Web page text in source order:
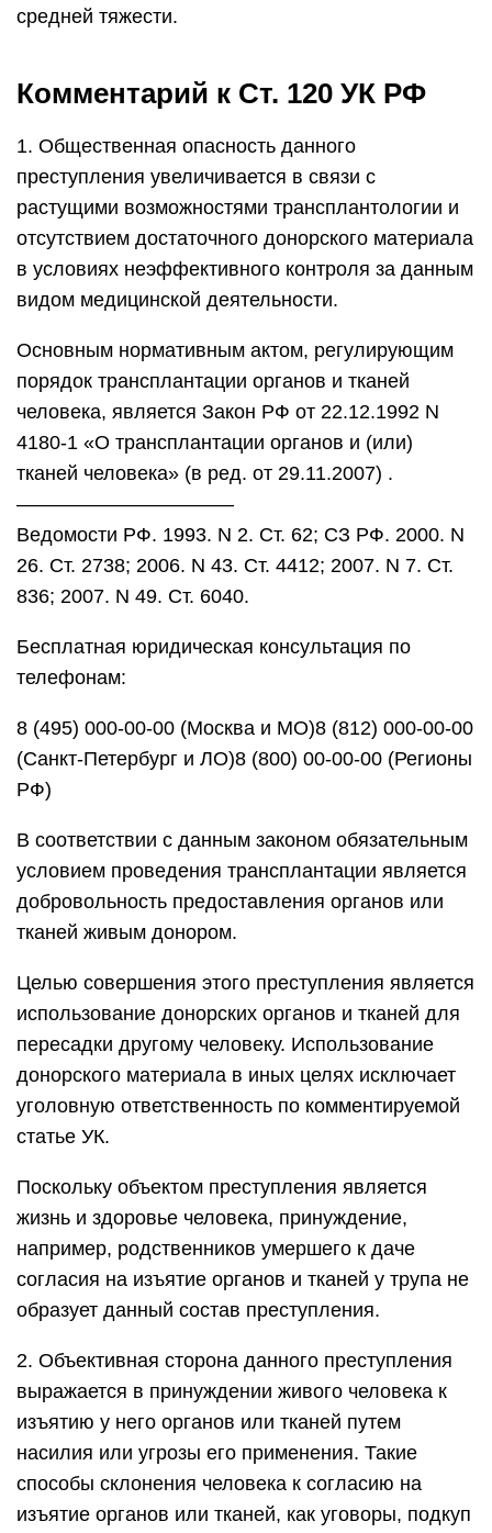
средней тяжести.
Комментарий к Ст. 120 УК РФ
1. Общественная опасность данного
преступления увеличивается в связи с
растущими возможностями трансплантологии и
отсутствием достаточного донорского материала
в условиях неэффективного контроля за данным
видом медицинской деятельности.
Основным нормативным актом, регулирующим
порядок трансплантации органов и тканей
человека, является Закон РФ от 22.12.1992 N
4180-1 «О трансплантации органов и (или)
тканей человека» (в ред. от 29.11.2007) .
———————————
Ведомости РФ. 1993. N 2. Ст. 62; СЗ РФ. 2000. N
26. Ст. 2738; 2006. N 43. Ст. 4412; 2007. N 7. Ст.
836; 2007. N 49. Ст. 6040.
Бесплатная юридическая консультация по
телефонам:
8 (495) 000-00-00 (Москва и МО)8 (812) 000-00-00
(Санкт-Петербург и ЛО)8 (800) 00-00-00 (Регионы
РФ)
В соответствии с данным законом обязательным
условием проведения трансплантации является
добровольность предоставления органов или
тканей живым донором.
Целью совершения этого преступления является
использование донорских органов и тканей для
пересадки другому человеку. Использование
донорского материала в иных целях исключает
уголовную ответственность по комментируемой
статье УК.
Поскольку объектом преступления является
жизнь и здоровье человека, принуждение,
например, родственников умершего к даче
согласия на изъятие органов и тканей у трупа не
образует данный состав преступления.
2. Объективная сторона данного преступления
выражается в принуждении живого человека к
изъятию у него органов или тканей путем
насилия или угрозы его применения. Такие
способы склонения человека к согласию на
изъятие органов или тканей, как уговоры, подкуп